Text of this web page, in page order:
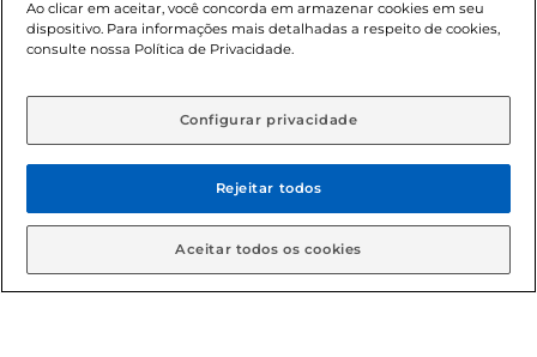
Lei n.º 8069/90, art. 81, inciso II (Estatuto da Criança e do
Adolescente). Preços e condições exclusivos para o
aviso prévio. O valor mínimo para as compras on-line é de
© 2026 Copyright. Todos os direitos
reservados Gbarbosa.
Ao clicar em aceitar, você concorda em armazenar cookies em seu
dispositivo. Para informações mais detalhadas a respeito de cookies,
consulte nossa Política de Privacidade.
Configurar privacidade
Rejeitar todos
Aceitar todos os cookies